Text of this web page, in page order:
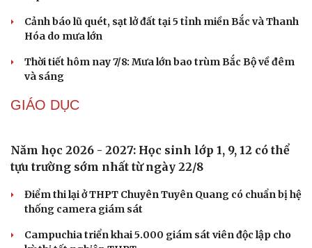
Hai người đàn ông ở Nghệ An bị phóng điện bỏng
2 người mất tích trong mưa lớn ở Lào Cai
Bộ Y tế chưa cấp phép, Hà Nội chưa phê duyệt cơ sở làm
đẹp từ tế bào gốc
Nguyên nhân hàng loạt xe thủng lốp trên cao tốc: Nghi
xe tải làm rơi vật nhọn